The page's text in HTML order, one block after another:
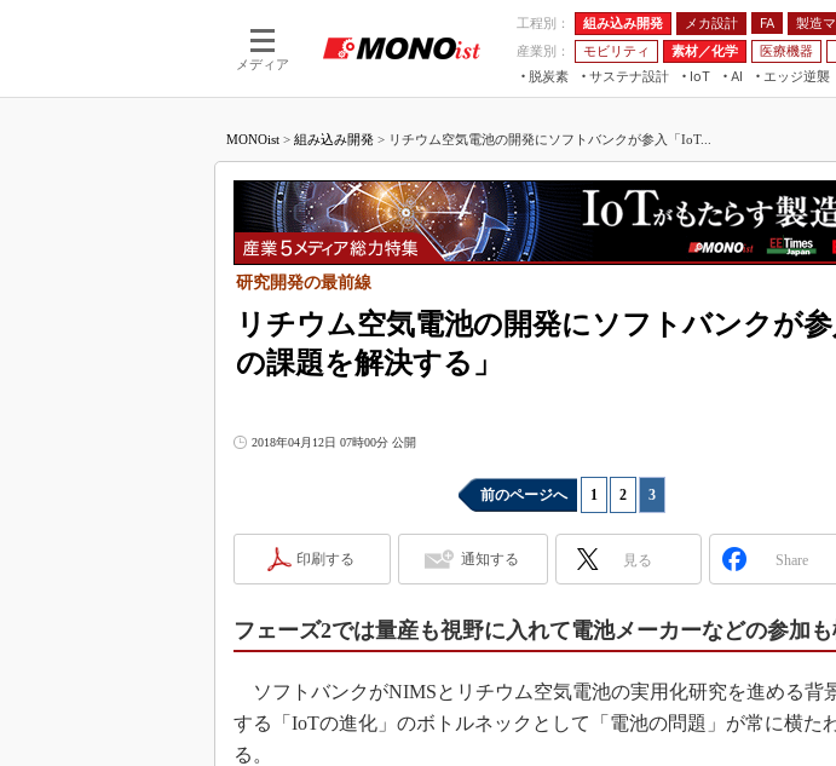
メディア
工程別： 組み込み開発 メカ設計 FA 製造
産業別：
モビリティ 素材／化学 医療機器
脱炭素
サステナ設計
IoT
つながる工場
つながるサービス
AI
AI×設備保全
Physical AI
エッジ逆襲
JIMTOF
組込み/エッジ コンピューテ
展＆IoT/5Gソリューション展
IIFES
国際ロボット展
ジャパンモビリティショー
日本ものづくりワールド
産業オープンネット展
5G
VR／AR
フィールドサービス
組み込み画像技術
3Dプリンタ
デジタルツインと
S＆OP
イノベーション
製造業ビッグデータ
製造マネジ
FA
モビリティ
MONOist > 組み込み開発 > リチウム空気電池の開発にソフトバンクが参入「IoT...
リチウム空気電池の開発にソフトバンクが
の課題を解決する」
研究開発の最前線
2018年04月12日 07時00分 公開
前のページへ 1 2 3
印刷する 通知する 見る Share
フェーズ2では量産も視野に入れて電池メーカーなどの参加
ソフトバンクがNIMSとリチウム空気電池の実用化研究を進める背
する「IoTの進化」のボトルネックとして「電池の問題」が常に横た
る。